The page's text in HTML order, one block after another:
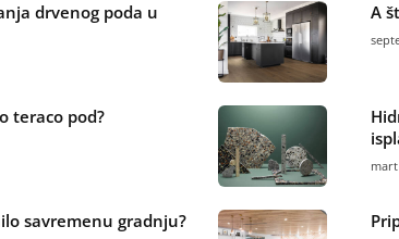
drvenog poda u
A
teraco pod?
mart
savremenu gradnju?